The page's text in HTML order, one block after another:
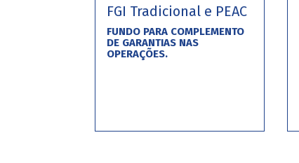
FGI Tradicional e PEAC
FUNDO PARA COMPLEMENTO
DE GARANTIAS NAS
OPERAÇÕES.